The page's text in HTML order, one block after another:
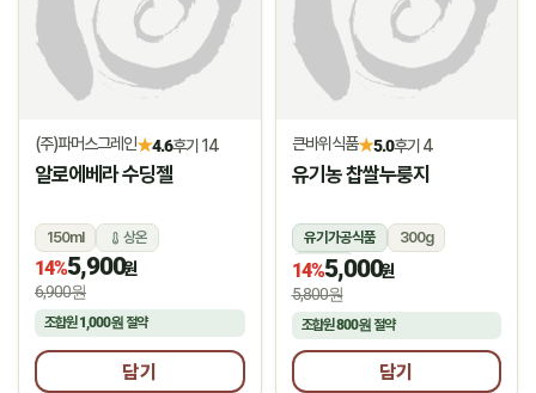
(주)파머스그레인★4.6후기 14
알로에베라 수딩젤
150ml 상온
14%5,900원
6,900원
조합원1,000원 절약
담기
큰바위식품★5.0후기 4
유기농 찹쌀누룽지
유기가공식품
300g
상온
14%5,000원
5,800원
조합원800원절약
담기